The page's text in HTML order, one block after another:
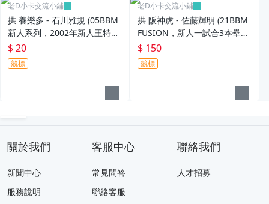
老D小卡交流小鋪
拱 養樂多 - 石川雅規 (05BBM
新人系列，2002年新人王特
卡，NO.R13)
$ 20
競標
老D小卡交流小鋪
拱 阪神虎 - 佐藤輝明 (21BBM
FUSION，新人一試合3本壘
$ 150
競標
關於我們
新聞中心
服務說明
客服中心
常見問答
聯絡客服
聯絡我們
人才招募